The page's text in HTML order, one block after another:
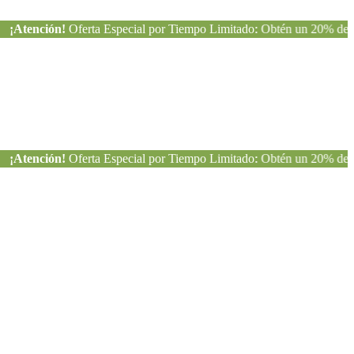
Oferta Especial por Tiempo Limitado: Obtén un 20% de
Oferta Especial por Tiempo Limitado: Obtén un 20% de